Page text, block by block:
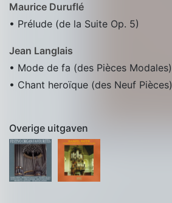
Maurice Duruflé
• Prélude (de la Suite Op. 5)
Jean Langlais
• Mode de fa (des Pièces Modales)
• Chant heroïque (des Neuf Pièces)
Overige uitgaven